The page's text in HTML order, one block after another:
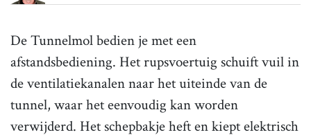
De Tunnelmol bedien je met een
afstandsbediening. Het rupsvoertuig schuift vuil in
de ventilatiekanalen naar het uiteinde van de
tunnel, waar het eenvoudig kan worden
verwijderd. Het schepbakje heft en kiept elektrisch